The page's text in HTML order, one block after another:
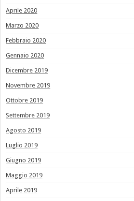
Aprile 2020
Marzo 2020
Febbraio 2020
Gennaio 2020
Dicembre 2019
Novembre 2019
Ottobre 2019
Settembre 2019
Agosto 2019
Luglio 2019
Giugno 2019
Maggio 2019
Aprile 2019